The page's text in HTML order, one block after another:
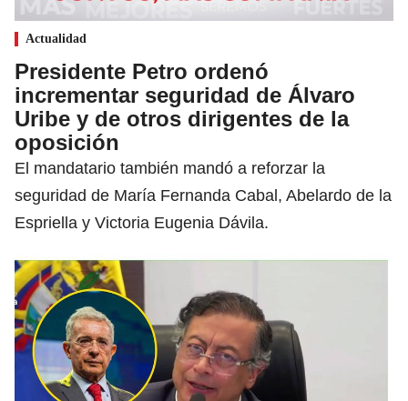
Actualidad
Presidente Petro ordenó
incrementar seguridad de Álvaro
Uribe y de otros dirigentes de la
oposición
El mandatario también mandó a reforzar la
seguridad de María Fernanda Cabal, Abelardo de la
Espriella y Victoria Eugenia Dávila.